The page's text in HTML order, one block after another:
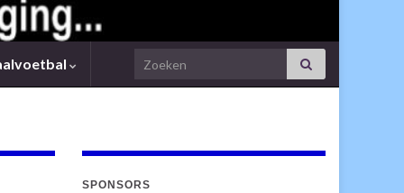
Search for:
SPONSORS